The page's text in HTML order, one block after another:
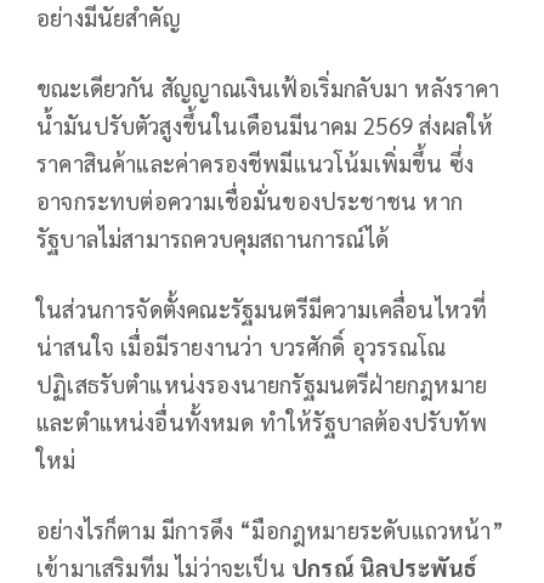
อย่างมีนัยสำคัญ
ขณะเดียวกัน สัญญาณเงินเฟ้อเริ่มกลับมา หลังราคา
น้ำมันปรับตัวสูงขึ้นในเดือนมีนาคม 2569 ส่งผลให้
ราคาสินค้าและค่าครองชีพมีแนวโน้มเพิ่มขึ้น ซึ่ง
อาจกระทบต่อความเชื่อมั่นของประชาชน หาก
รัฐบาลไม่สามารถควบคุมสถานการณ์ได้
ในส่วนการจัดตั้งคณะรัฐมนตรีมีความเคลื่อนไหวที่
น่าสนใจ เมื่อมีรายงานว่า บวรศักดิ์ อุวรรณโณ
ปฏิเสธรับตำแหน่งรองนายกรัฐมนตรีฝ่ายกฎหมาย
และตำแหน่งอื่นทั้งหมด ทำให้รัฐบาลต้องปรับทัพ
ใหม่
อย่างไรก็ตาม มีการดึง “มือกฎหมายระดับแถวหน้า”
เข้ามาเสริมทีม ไม่ว่าจะเป็น ปกรณ์ นิลประพันธ์